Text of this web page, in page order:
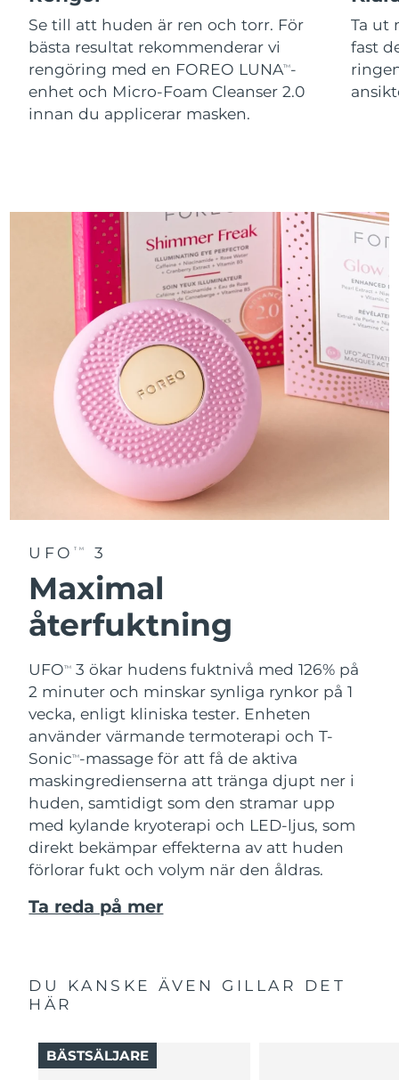
Se till att huden är ren och torr. För
bästa resultat rekommenderar vi
rengöring med en FOREO LUNATM-
enhet och Micro-Foam Cleanser 2.0
innan du applicerar masken.
Ta ut
fast
UFO TM 3
Maximal
återfuktning
UFOTM
3 ökar hudens fuktnivå med 126% på
2 minuter och minskar synliga rynkor på 1
vecka, enligt kliniska tester. Enheten
använder värmande termoterapi och T-
SonicTM-massage för att få de aktiva
maskingredienserna att tränga djupt ner i
huden, samtidigt som den stramar upp
med kylande kryoterapi och LED-ljus, som
direkt bekämpar effekterna av att huden
förlorar fukt och volym när den åldras.
Ta reda på mer
DU KANSKE ÄVEN GILLAR DET
HÄR
BÄSTSÄLJARE